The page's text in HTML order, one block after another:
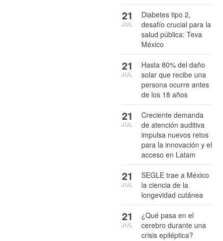
Diabetes tipo 2,
desafío crucial para la
salud pública: Teva
México
21
JUL
Hasta 80% del daño
solar que recibe una
persona ocurre antes
de los 18 años
21
JUL
Creciente demanda
de atención auditiva
impulsa nuevos retos
para la innovación y el
acceso en Latam
21
JUL
SEGLE trae a México
la ciencia de la
longevidad cutánea
21
JUL
¿Qué pasa en el
cerebro durante una
crisis epiléptica?
21
JUL